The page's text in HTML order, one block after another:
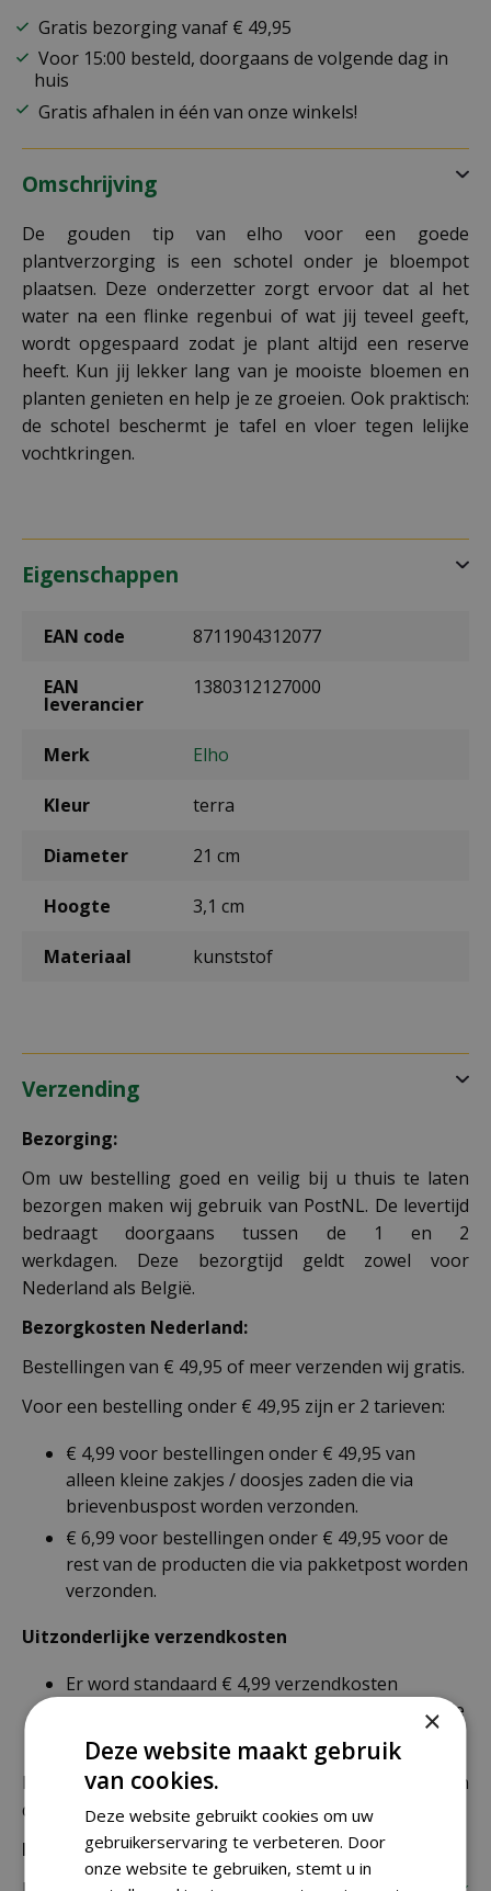
Gratis bezorging vanaf € 49,95
Voor 15:00 besteld, doorgaans de volgende dag in
huis
Gratis afhalen in één van onze winkels!
Omschrijving
De gouden tip van elho voor een goede
plantverzorging is een schotel onder je bloempot
plaatsen. Deze onderzetter zorgt ervoor dat al het
water na een flinke regenbui of wat jij teveel geeft,
wordt opgespaard zodat je plant altijd een reserve
heeft. Kun jij lekker lang van je mooiste bloemen en
planten genieten en help je ze groeien. Ook praktisch:
de schotel beschermt je tafel en vloer tegen lelijke
vochtkringen.
Eigenschappen
EAN code 8711904312077
EAN
leverancier
1380312127000
Merk Elho
Kleur terra
Diameter 21 cm
Hoogte 3,1 cm
Materiaal kunststof
Verzending
Bezorging:
Om uw bestelling goed en veilig bij u thuis te laten
bezorgen maken wij gebruik van PostNL. De levertijd
bedraagt doorgaans tussen de 1 en 2
werkdagen. Deze bezorgtijd geldt zowel voor
Nederland als België.
Bezorgkosten Nederland:
Bestellingen van € 49,95 of meer verzenden wij gratis.
Voor een bestelling onder € 49,95 zijn er 2 tarieven:
€ 4,99 voor bestellingen onder € 49,95 van
alleen kleine zakjes / doosjes zaden die via
brievenbuspost worden verzonden.
€ 6,99 voor bestellingen onder € 49,95 voor de
rest van de producten die via pakketpost worden
verzonden.
Uitzonderlijke verzendkosten
Er word standaard € 4,99 verzendkosten
berekend op planten en producten die buiten de
maximale afmetingen vallen.
De juiste verzendkosten worden in de laatste stap van
de winkelwagen berekend.
Bezorgkosten overige landen:
×
Deze website maakt gebruik
van cookies.
Deze website gebruikt cookies om uw
gebruikerservaring te verbeteren. Door
onze website te gebruiken, stemt u in